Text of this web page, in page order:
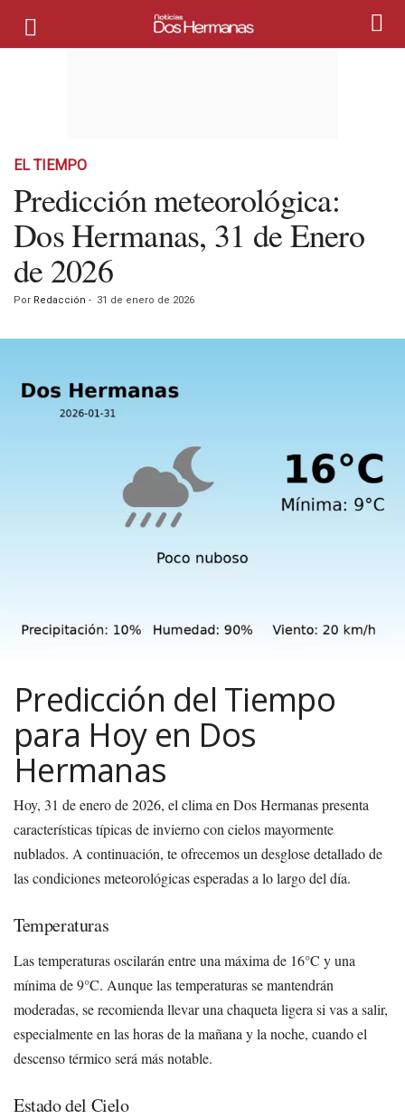
EL TIEMPO
Predicción meteorológica:
Dos Hermanas, 31 de Enero
de 2026
Por Redacción - 31 de enero de 2026
Predicción del Tiempo
para Hoy en Dos
Hermanas
Hoy, 31 de enero de 2026, el clima en Dos Hermanas presenta
características típicas de invierno con cielos mayormente
nublados. A continuación, te ofrecemos un desglose detallado de
las condiciones meteorológicas esperadas a lo largo del día.
Temperaturas
Las temperaturas oscilarán entre una máxima de 16°C y una
mínima de 9°C. Aunque las temperaturas se mantendrán
moderadas, se recomienda llevar una chaqueta ligera si vas a salir,
especialmente en las horas de la mañana y la noche, cuando el
descenso térmico será más notable.
Estado del Cielo